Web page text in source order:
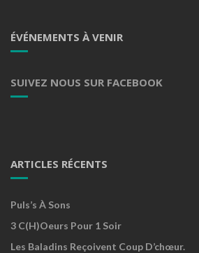
ÉVÉNEMENTS À VENIR
SUIVEZ NOUS SUR FACEBOOK
ARTICLES RÉCENTS
Puls’s À Sons
3 C(h)oeurs Pour 1 Soir
Les Baladins Reçoivent Coup D’chœur.